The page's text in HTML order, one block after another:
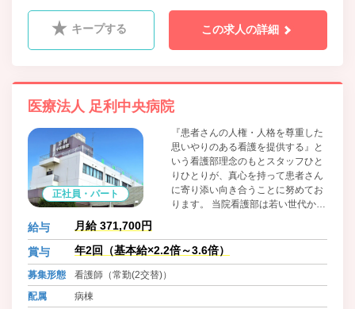
キープする この求人の詳細
医療法人 足利中央病院
正社員・パート
『患者さんの人権・人格を尊重した
思いやりのある看護を提供する』と
いう看護部理念のもとスタッフひと
りひとりが、真心を持って患者さん
に寄り添い向き合うことに努めてお
ります。 当院看護部は若い世代から
創意工夫しながら看護師として日々
給与 月給 371,700円
賞与 年2回（基本給×2.2倍～3.6倍）
募集形態
看護師（常勤(2交替)）
配属
病棟